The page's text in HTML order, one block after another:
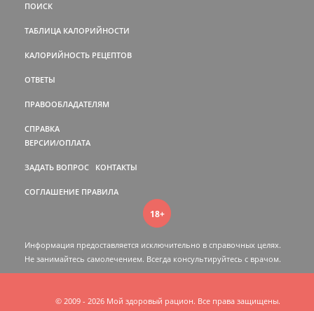
ПОИСК
ТАБЛИЦА КАЛОРИЙНОСТИ
КАЛОРИЙНОСТЬ РЕЦЕПТОВ
ОТВЕТЫ
ПРАВООБЛАДАТЕЛЯМ
СПРАВКА
ВЕРСИИ/ОПЛАТА
ЗАДАТЬ ВОПРОС КОНТАКТЫ
СОГЛАШЕНИЕ ПРАВИЛА
18+
Информация предоставляется исключительно в справочных целях.
Не занимайтесь самолечением. Всегда консультируйтесь c врачом.
© 2009 - 2026 Мой здоровый рацион. Все права защищены.